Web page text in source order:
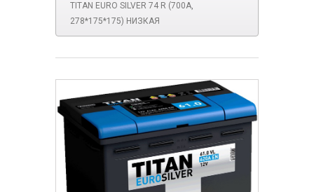
TITAN EURO SILVER 74 R (700A,
278*175*175) НИЗКАЯ